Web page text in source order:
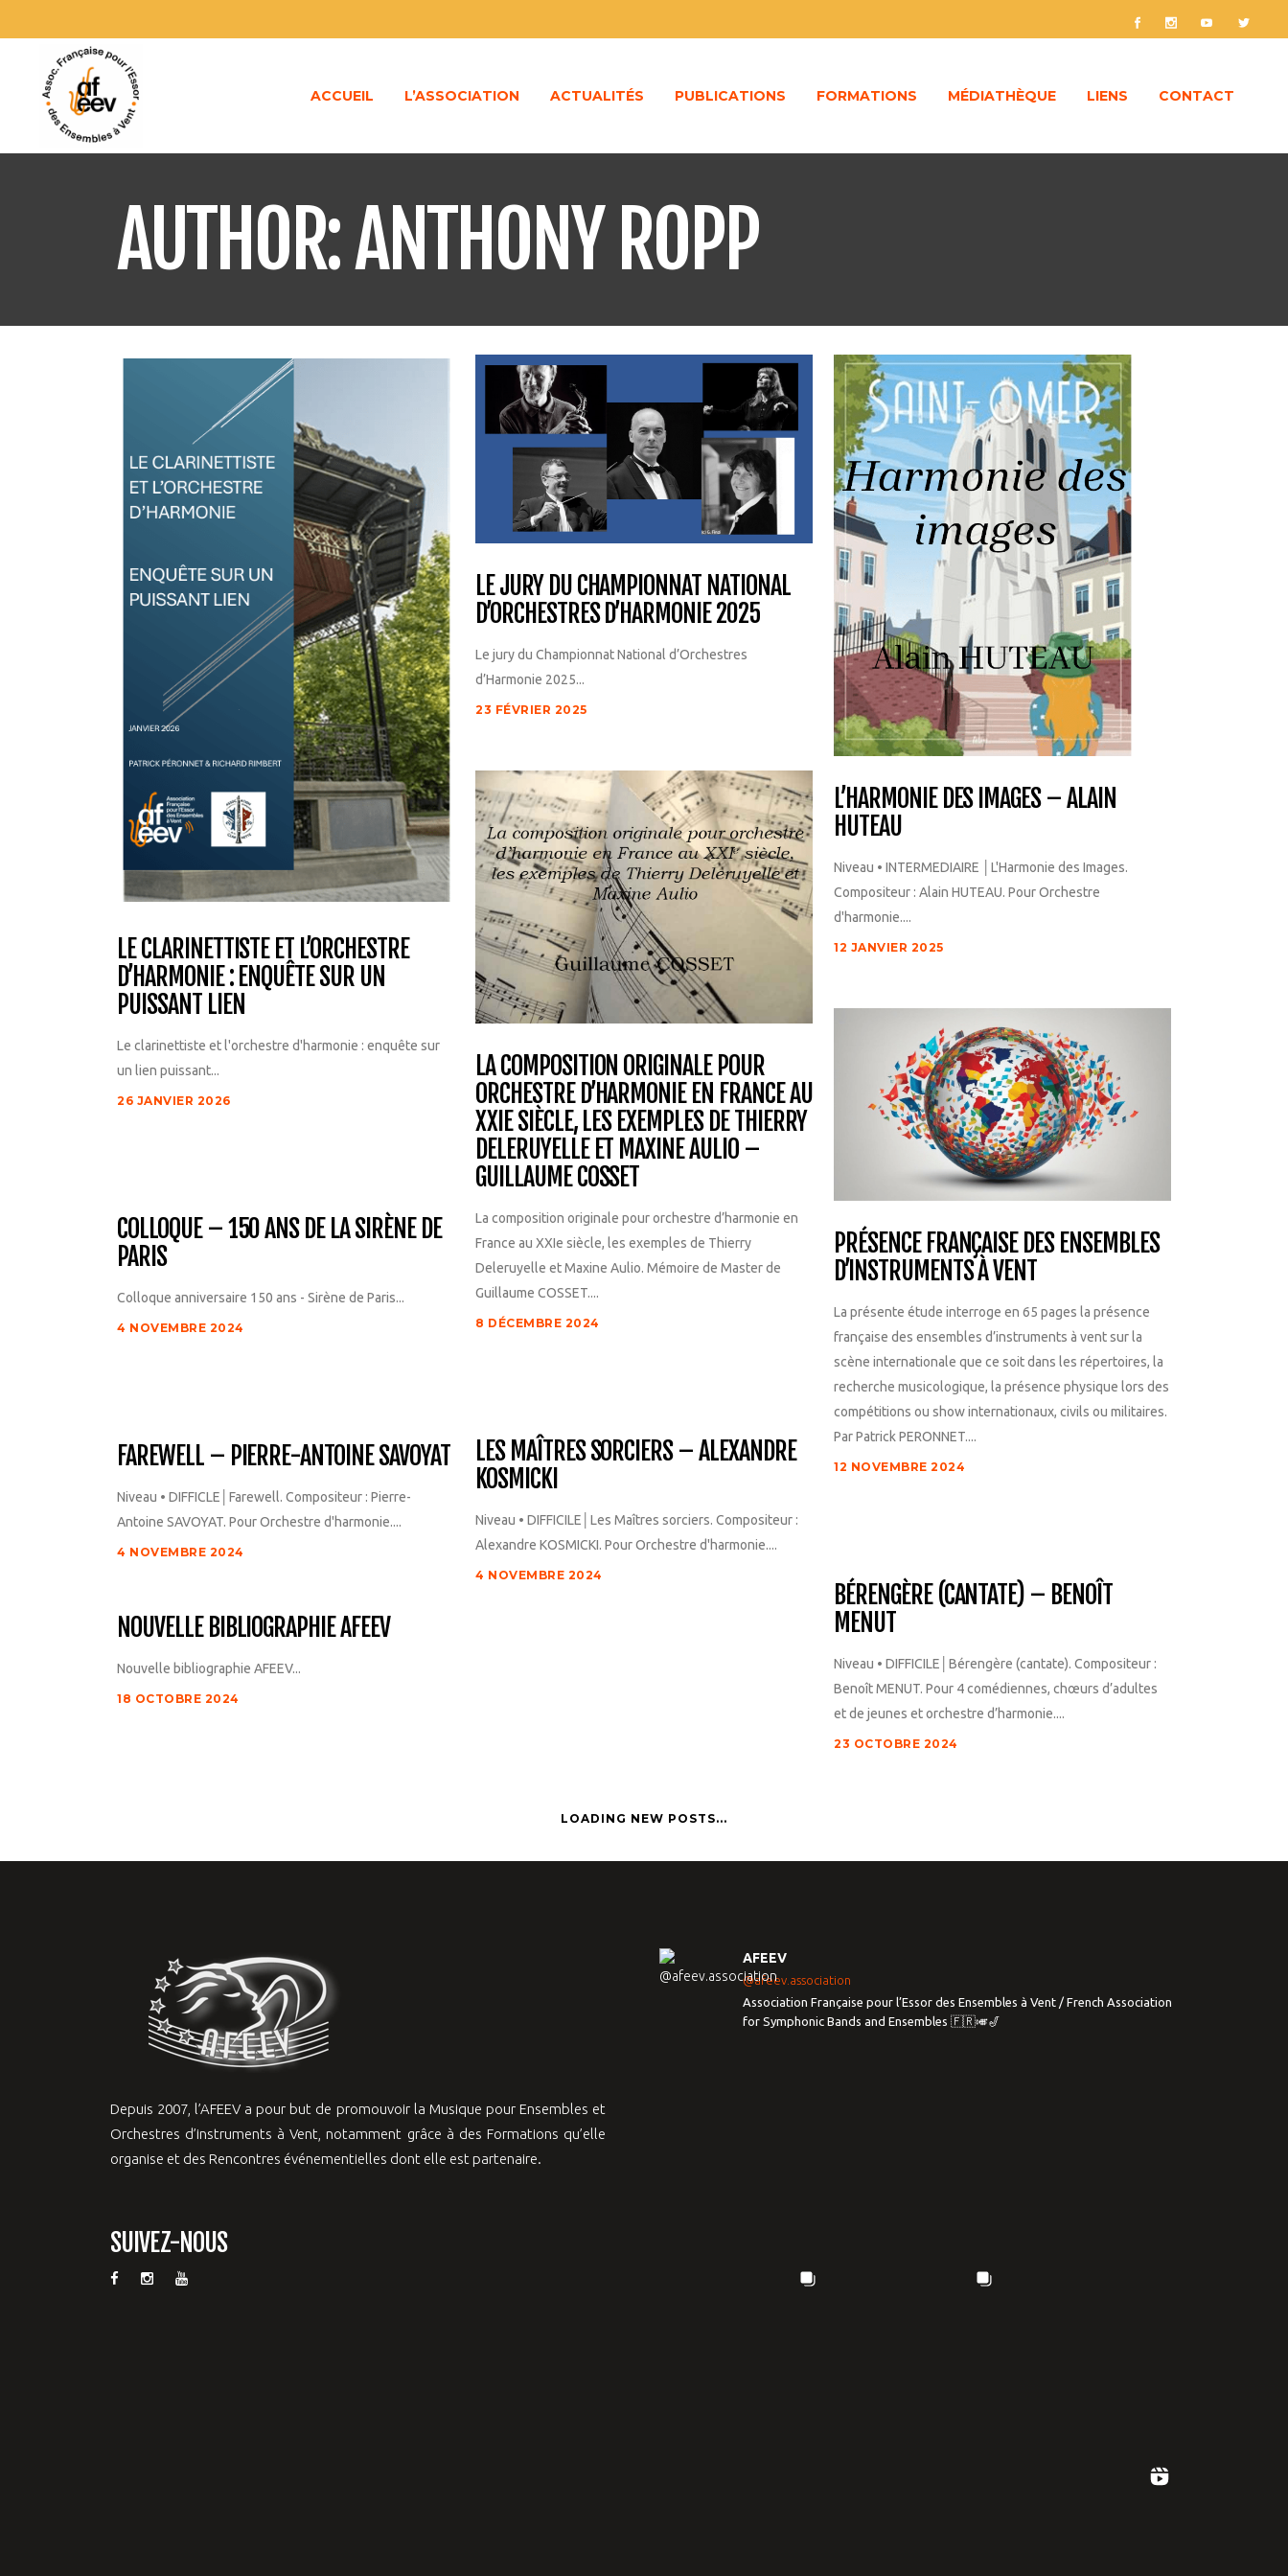
ACCUEIL L’ASSOCIATION ACTUALITÉS PUBLICATIONS FORMATIONS MÉDIATHÈQUE LIENS CONTACT
AUTHOR: ANTHONY ROPP
LE CLARINETTISTE ET L’ORCHESTRE
D’HARMONIE : ENQUÊTE SUR UN
PUISSANT LIEN
Le clarinettiste et l'orchestre d'harmonie : enquête sur
un lien puissant...
26 JANVIER 2026
LE JURY DU CHAMPIONNAT NATIONAL
D’ORCHESTRES D’HARMONIE 2025
Le jury du Championnat National d’Orchestres
d’Harmonie 2025...
23 FÉVRIER 2025
L’HARMONIE DES IMAGES – ALAIN
HUTEAU
Niveau • INTERMEDIAIRE │L'Harmonie des Images.
Compositeur : Alain HUTEAU. Pour Orchestre
d'harmonie....
12 JANVIER 2025
LA COMPOSITION ORIGINALE POUR
ORCHESTRE D’HARMONIE EN FRANCE AU
XXIE SIÈCLE, LES EXEMPLES DE THIERRY
DELERUYELLE ET MAXINE AULIO –
GUILLAUME COSSET
La composition originale pour orchestre d’harmonie en
France au XXIe siècle, les exemples de Thierry
Deleruyelle et Maxine Aulio. Mémoire de Master de
Guillaume COSSET....
8 DÉCEMBRE 2024
PRÉSENCE FRANÇAISE DES ENSEMBLES
D’INSTRUMENTS À VENT
La présente étude interroge en 65 pages la présence
française des ensembles d’instruments à vent sur la
scène internationale que ce soit dans les répertoires, la
recherche musicologique, la présence physique lors des
compétitions ou show internationaux, civils ou militaires.
Par Patrick PERONNET....
12 NOVEMBRE 2024
COLLOQUE – 150 ANS DE LA SIRÈNE DE
PARIS
Colloque anniversaire 150 ans - Sirène de Paris...
4 NOVEMBRE 2024
LES MAÎTRES SORCIERS – ALEXANDRE
KOSMICKI
Niveau • DIFFICILE│Les Maîtres sorciers. Compositeur :
Alexandre KOSMICKI. Pour Orchestre d'harmonie....
4 NOVEMBRE 2024
FAREWELL – PIERRE-ANTOINE SAVOYAT
Niveau • DIFFICLE│Farewell. Compositeur : Pierre-
Antoine SAVOYAT. Pour Orchestre d'harmonie....
4 NOVEMBRE 2024
BÉRENGÈRE (CANTATE) – BENOÎT
MENUT
Niveau • DIFFICILE│Bérengère (cantate). Compositeur :
Benoît MENUT. Pour 4 comédiennes, chœurs d’adultes
et de jeunes et orchestre d’harmonie....
23 OCTOBRE 2024
NOUVELLE BIBLIOGRAPHIE AFEEV
Nouvelle bibliographie AFEEV...
18 OCTOBRE 2024
LOADING NEW POSTS...
Depuis 2007, l’AFEEV a pour but de promouvoir la Musique pour Ensembles et
Orchestres d’instruments à Vent, notamment grâce à des Formations qu’elle
organise et des Rencontres événementielles dont elle est partenaire.
SUIVEZ-NOUS
AFEEV
@afeev.association
Association Française pour l’Essor des Ensembles à Vent / French Association
for Symphonic Bands and Ensembles 🇫🇷🎺🎷